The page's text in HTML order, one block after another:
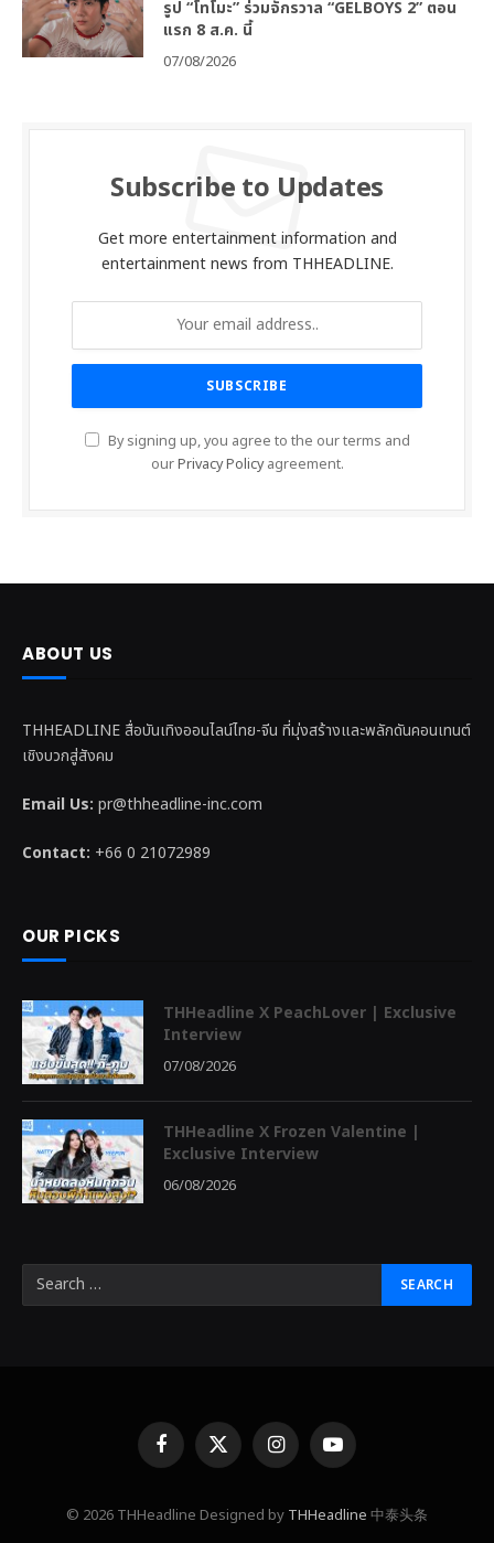
รูป “โทโมะ” ร่วมจักรวาล “GELBOYS 2” ตอน
แรก 8 ส.ค. นี้
07/08/2026
Subscribe to Updates
Get more entertainment information and
entertainment news from THHEADLINE.
By signing up, you agree to the our terms and
ourPrivacy Policyagreement.
ABOUT US
THHEADLINE สื่อบันเทิงออนไลน์ไทย-จีน ที่มุ่งสร้างและพลักดันคอนเทนต์
เชิงบวกสู่สังคม
Email Us: pr@thheadline-inc.com
Contact: +66 0 21072989
OUR PICKS
THHeadline X PeachLover | Exclusive
Interview
07/08/2026
THHeadline X Frozen Valentine |
Exclusive Interview
06/08/2026
FacebookX
(Twitter)
InstagramYouTube
© 2026 THHeadline Designed by THHeadline 中泰头条